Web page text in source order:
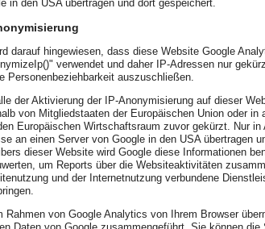
in den USA übertragen und dort gespeichert.
darauf hingewiesen, dass diese Website Google
verwendet und daher IP-Adressen nur
Personenbeziehbarkeit auszuschließen.
der Aktivierung der IP-Anonymisierung auf dieser
von Mitgliedstaaten der Europäischen Union oder in
Europäischen Wirtschaftsraum zuvor gekürzt. Nur
an einen Server von Google in den USA übertragen
dieser Website wird Google diese Informationen
um Reports über die Websiteaktivitäten
und der Internetnutzung verbundene
Rahmen von Google Analytics von Ihrem Browser